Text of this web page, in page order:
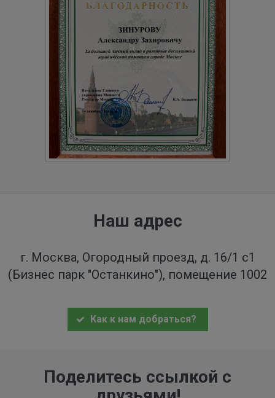
Наш адрес
г. Москва, Огородный проезд, д. 16/1 с1
(Бизнес парк "Останкино"), помещение 1002
Как к нам добраться?
Поделитесь ссылкой с